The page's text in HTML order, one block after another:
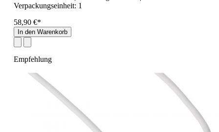
Verpackungseinheit: 1
58,90 €*
In den Warenkorb
Empfehlung